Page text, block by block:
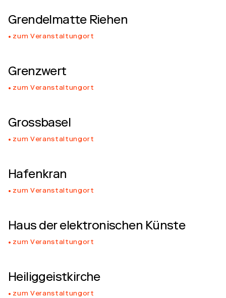
Grendelmatte Riehen
zum Veranstaltungort
Grenzwert
zum Veranstaltungort
Grossbasel
zum Veranstaltungort
Hafenkran
zum Veranstaltungort
Haus der elektronischen Künste
zum Veranstaltungort
Heiliggeistkirche
zum Veranstaltungort